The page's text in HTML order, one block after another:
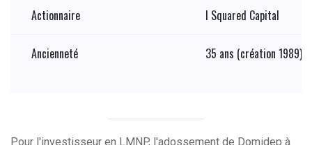
Actionnaire I Squared Capital
Ancienneté 35 ans (création 1989)
Pour l'investisseur en LMNP, l'adossement de Domidep à